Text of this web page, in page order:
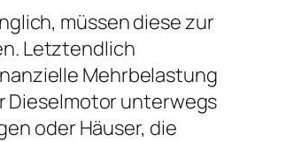
müssen diese zur
Letztendlich
Mehrbelastung
Dieselmotor unterwegs
oder Häuser, die